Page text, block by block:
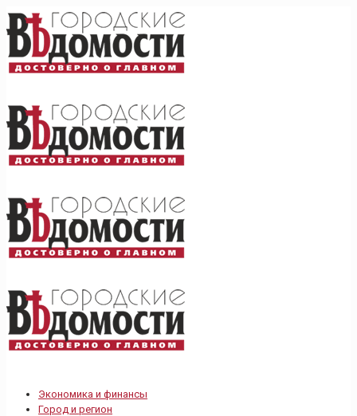
Экономика и финансы
Город и регион